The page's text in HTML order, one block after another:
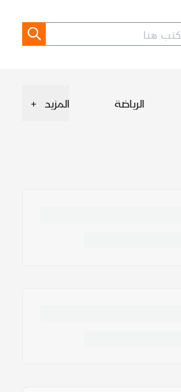
الرياضة المزيد +